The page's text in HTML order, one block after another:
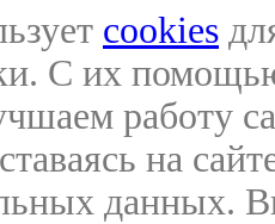
cookies
С их
работу
на
данных.